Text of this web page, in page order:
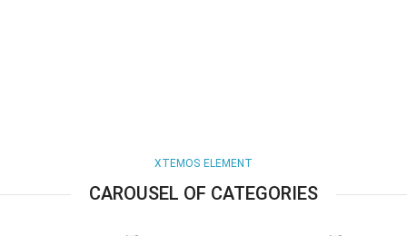
XTEMOS ELEMENT
CAROUSEL OF CATEGORIES